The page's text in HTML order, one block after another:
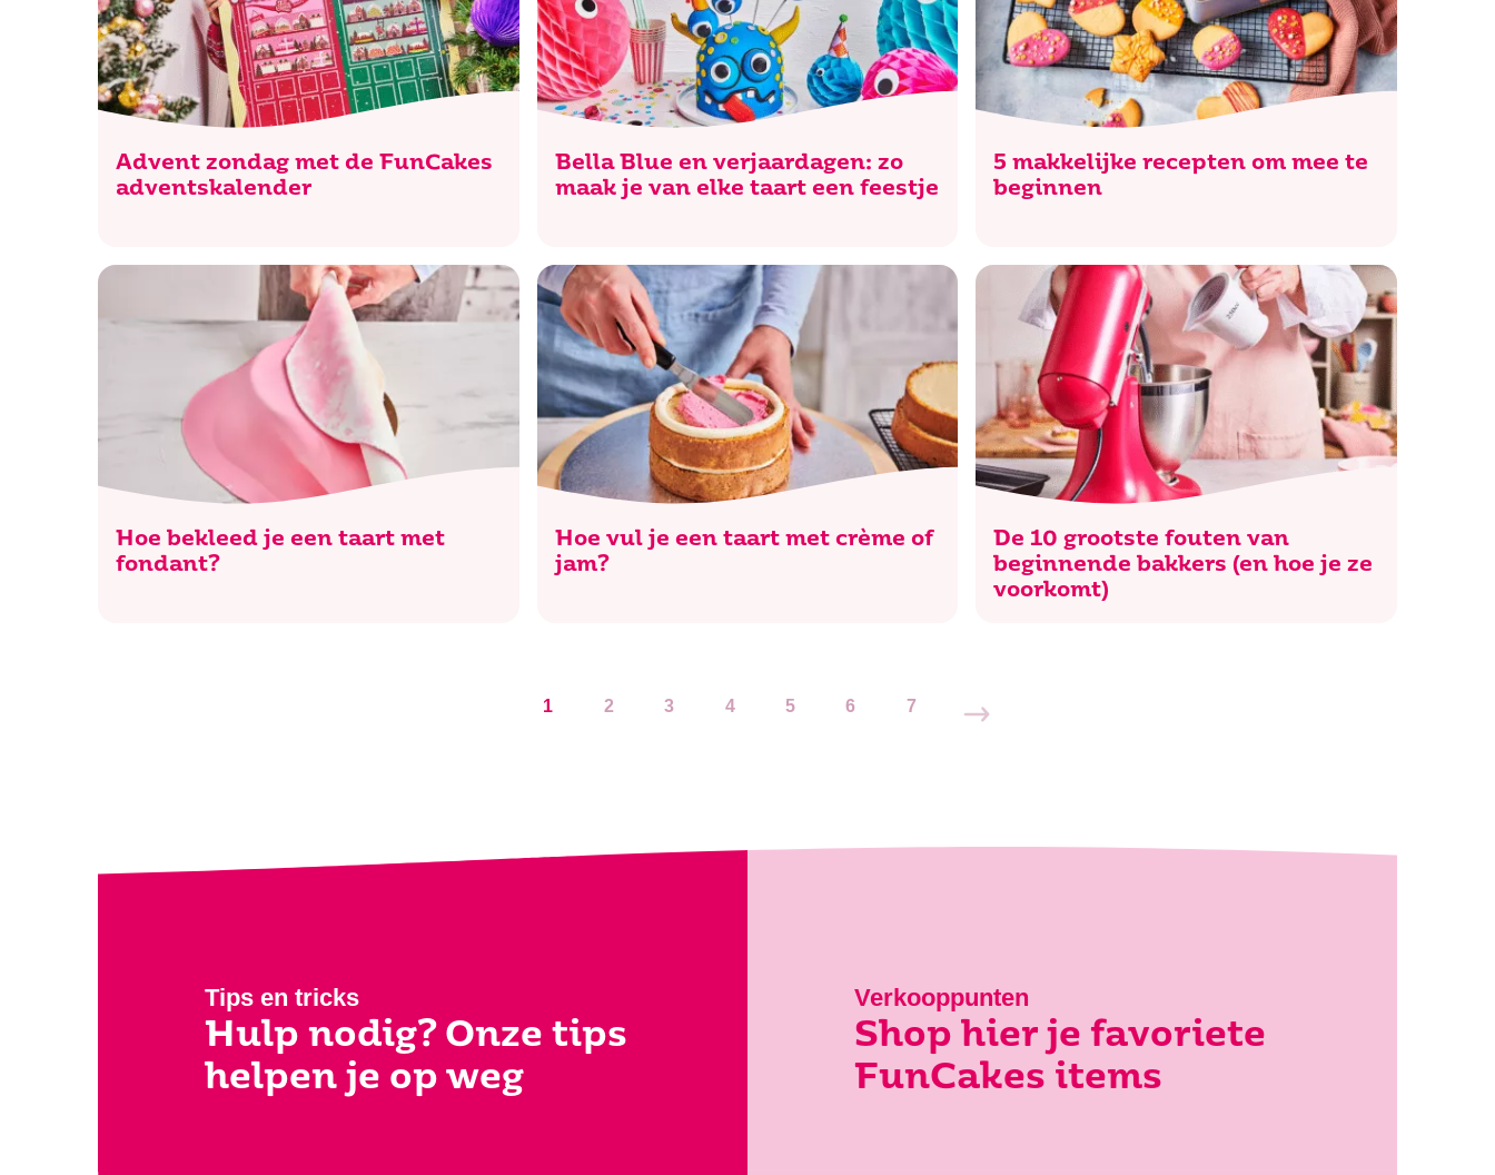
Waar ben je naar op zoek?
Zoeken
Advent zondag met de FunCakes
adventskalender
Bella Blue en verjaardagen: zo
maak je van elke taart een feestje
5 makkelijke recepten om mee te
beginnen
Hoe bekleed je een taart met
fondant?
Hoe vul je een taart met crème of
jam?
De 10 grootste fouten van
beginnende bakkers (en hoe je ze
voorkomt)
1 2 3 4 5 6 7
Tips en tricks
Hulp nodig? Onze tips
helpen je op weg
Verkooppunten
Shop hier je favoriete
FunCakes items